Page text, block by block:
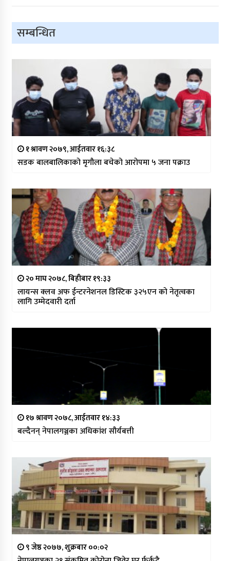
सम्बन्धित
१ श्रावण २०७९, आईतवार १६:३८
सडक बालबालिकाको मृगौला बचेको आरोपमा ५ जना पक्राउ
२० माघ २०७८, बिहीबार १९:३३
लायन्स क्लव अफ ईन्टरनेशनल डिस्टिक ३२५एन को नेतृत्वका
लागि उम्मेदवारी दर्ता
१७ श्रावण २०७८, आईतवार १४:३३
बल्दैनन् नेपालगञ्जका अधिकांश सौर्यबत्ती
९ जेष्ठ २०७७, शुक्रबार ००:०२